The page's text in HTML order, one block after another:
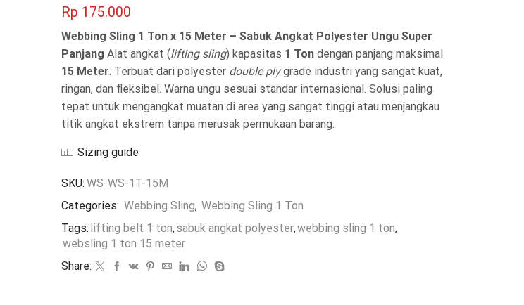
Rp 175.000
Webbing Sling 1 Ton x 15 Meter – Sabuk Angkat Polyester Ungu Super
Panjang Alat angkat (lifting sling) kapasitas 1 Ton dengan panjang maksimal
15 Meter. Terbuat dari polyester double plygrade industri yang sangat kuat,
ringan, dan fleksibel. Warna ungu sesuai standar internasional. Solusi paling
tepat untuk mengangkat muatan di area yang sangat tinggi atau menjangkau
titik angkat ekstrem tanpa merusak permukaan barang.
Sizing guide
SKU: WS-WS-1T-15M
Categories: Webbing Sling, Webbing Sling 1 Ton
Tags: lifting belt 1 ton,sabuk angkat polyester,webbing sling 1 ton,
websling 1 ton 15 meter
Share: